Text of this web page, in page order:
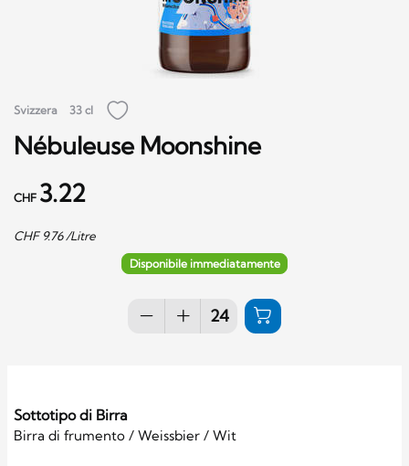
Svizzera 33 cl
Nébuleuse Moonshine
CHF 3.22
CHF 9.76/Litre
Disponibile immediatamente
Sottotipo di Birra
Birra di frumento / Weissbier / Wit